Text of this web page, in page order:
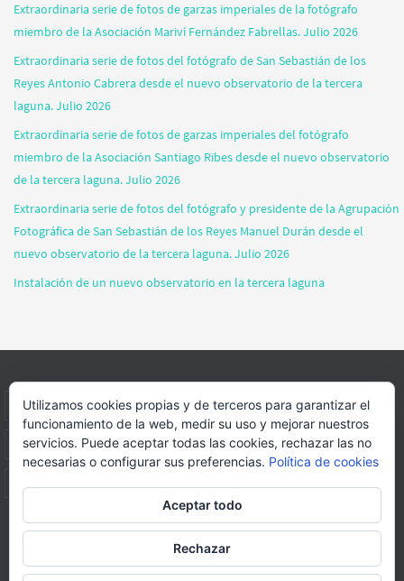
Extraordinaria serie de fotos de garzas imperiales de la fotógrafo
miembro de la Asociación Mariví Fernández Fabrellas. Julio 2026
Extraordinaria serie de fotos del fotógrafo de San Sebastián de los
Reyes Antonio Cabrera desde el nuevo observatorio de la tercera
laguna. Julio 2026
Extraordinaria serie de fotos de garzas imperiales del fotógrafo
miembro de la Asociación Santiago Ribes desde el nuevo observatorio
de la tercera laguna. Julio 2026
Extraordinaria serie de fotos del fotógrafo y presidente de la Agrupación
Fotográfica de San Sebastián de los Reyes Manuel Durán desde el
nuevo observatorio de la tercera laguna. Julio 2026
Instalación de un nuevo observatorio en la tercera laguna
INICIO INFORMACIÓN ASOCIACION SUS HABITANTES
FOTOS VIDEOS BLOG PATROCINADORES DONACIONES
Página web realizada porFORMACION WEBS Y MULTIMEDIA
Funciona conNirvana&WordPress.
Utilizamos cookies propias y de terceros para garantizar el
funcionamiento de la web, medir su uso y mejorar nuestros
servicios. Puede aceptar todas las cookies, rechazar las no
necesarias o configurar sus preferencias. Política de cookies
Aceptar todo
Rechazar